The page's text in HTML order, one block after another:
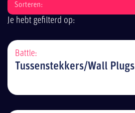
Je hebt gefilterd op:
Battle:
Tussenstekkers/Wall Plugs